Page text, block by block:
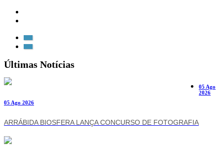
Últimas Notícias
05 Ago 2026
ARRÁBIDA BIOSFERA LANÇA CONCURSO DE FOTOGRAFIA
05 Ago
2026